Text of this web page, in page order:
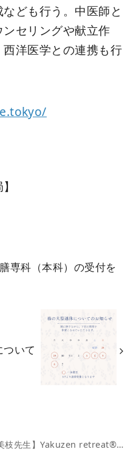
ども行う。中医師と
セリングや献立作
洋医学との連携も行
専科（本科）の受付を
いて
】Yakuzen retreat®主催 オンデマンドプログラムのご案内